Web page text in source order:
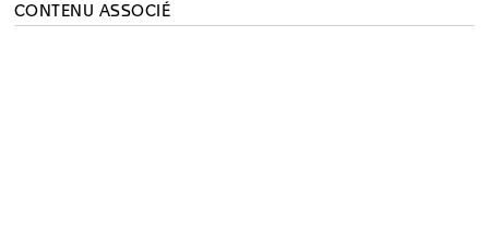
CONTENU ASSOCIÉ